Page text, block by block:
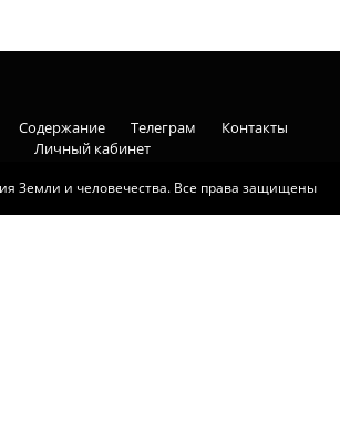
Земли и человечества. Все права защищены
Содержание Телеграм
Контакты
Личный кабинет